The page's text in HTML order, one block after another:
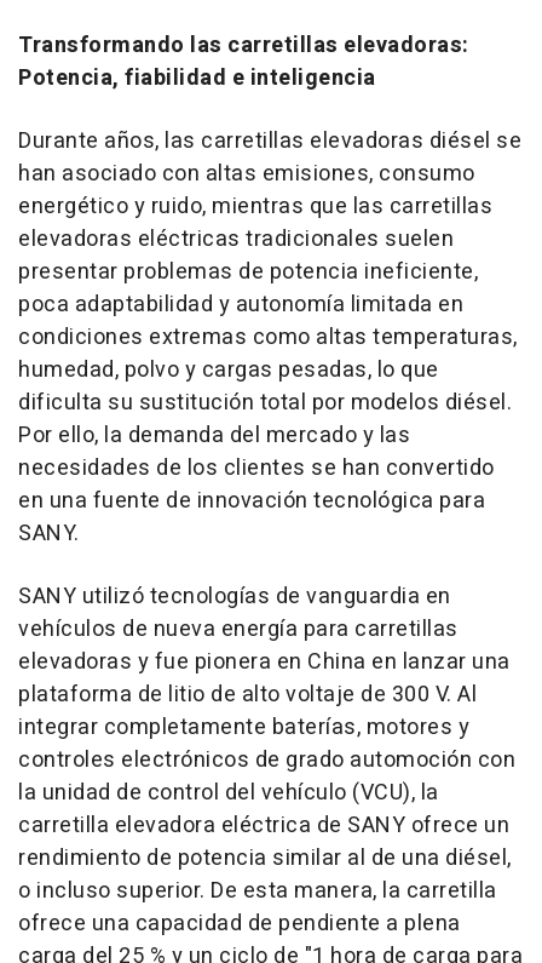
Transformando las carretillas elevadoras:
Potencia, fiabilidad e inteligencia
Durante años, las carretillas elevadoras diésel se
han asociado con altas emisiones, consumo
energético y ruido, mientras que las carretillas
elevadoras eléctricas tradicionales suelen
presentar problemas de potencia ineficiente,
poca adaptabilidad y autonomía limitada en
condiciones extremas como altas temperaturas,
humedad, polvo y cargas pesadas, lo que
dificulta su sustitución total por modelos diésel.
Por ello, la demanda del mercado y las
necesidades de los clientes se han convertido
en una fuente de innovación tecnológica para
SANY.
SANY utilizó tecnologías de vanguardia en
vehículos de nueva energía para carretillas
elevadoras y fue pionera en China en lanzar una
plataforma de litio de alto voltaje de 300 V. Al
integrar completamente baterías, motores y
controles electrónicos de grado automoción con
la unidad de control del vehículo (VCU), la
carretilla elevadora eléctrica de SANY ofrece un
rendimiento de potencia similar al de una diésel,
o incluso superior. De esta manera, la carretilla
ofrece una capacidad de pendiente a plena
carga del 25 % y un ciclo de "1 hora de carga para